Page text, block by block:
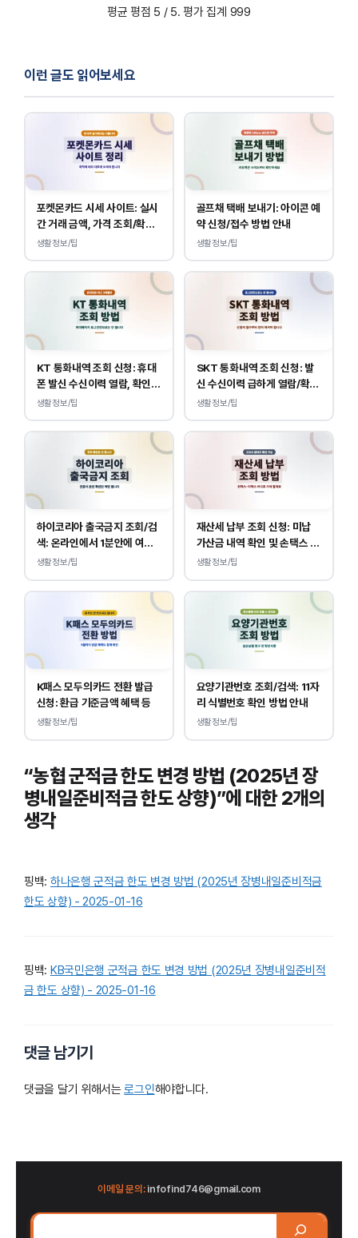
평균 평점 5 / 5. 평가 집계 999
이런 글도 읽어보세요
포켓몬카드 시세 사이트: 실시
간 거래 금액, 가격 조회/확인
바로가기
생활정보/팁
골프채 택배 보내기: 아이콘 예
약 신청/접수 방법 안내
생활정보/팁
KT 통화내역 조회 신청: 휴대
폰 발신 수신이력 열람, 확인
하는 방법
생활정보/팁
SKT 통화내역 조회 신청: 발
신 수신이력 급하게 열람/확인
하는 방법
생활정보/팁
하이코리아 출국금지 조회/검
색: 온라인에서 1분안에 여부
확인 하는 방법
생활정보/팁
재산세 납부 조회 신청: 미납
가산금 내역 확인 및 손택스 이
택스 경로 안내
생활정보/팁
K패스 모두의카드 전환 발급
신청: 환급 기준금액 혜택 등
생활정보/팁
요양기관번호 조회/검색: 11자
리 식별번호 확인 방법 안내
생활정보/팁
“농협 군적금 한도 변경 방법 (2025년 장
병내일준비적금 한도 상향)”에 대한 2개의
생각
핑백: 하나은행 군적금 한도 변경 방법 (2025년 장병내일준비적금
한도 상향) - 2025-01-16
핑백: KB국민은행 군적금 한도 변경 방법 (2025년 장병내일준비적
금 한도 상향) - 2025-01-16
댓글 남기기
댓글을 달기 위해서는로그인해야합니다.
이메일 문의:infofind746@gmail.com